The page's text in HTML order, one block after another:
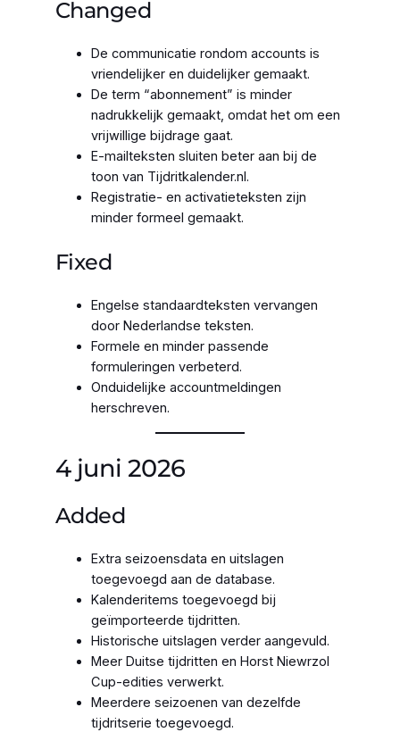
Changed
De communicatie rondom accounts is
vriendelijker en duidelijker gemaakt.
De term “abonnement” is minder
nadrukkelijk gemaakt, omdat het om een
vrijwillige bijdrage gaat.
E-mailteksten sluiten beter aan bij de
toon van Tijdritkalender.nl.
Registratie- en activatieteksten zijn
minder formeel gemaakt.
Fixed
Engelse standaardteksten vervangen
door Nederlandse teksten.
Formele en minder passende
formuleringen verbeterd.
Onduidelijke accountmeldingen
herschreven.
4 juni 2026
Added
Extra seizoensdata en uitslagen
toegevoegd aan de database.
Kalenderitems toegevoegd bij
geïmporteerde tijdritten.
Historische uitslagen verder aangevuld.
Meer Duitse tijdritten en Horst Niewrzol
Cup-edities verwerkt.
Meerdere seizoenen van dezelfde
tijdritserie toegevoegd.